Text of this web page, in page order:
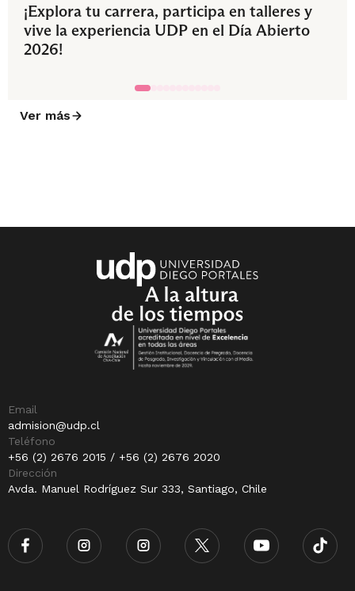
¡Explora tu carrera, participa en talleres y
vive la experiencia UDP en el Día Abierto
2026!
Ver más
Email
admision@udp.cl
Teléfono
+56 (2) 2676 2015 / +56 (2) 2676 2020
Dirección
Avda. Manuel Rodríguez Sur 333, Santiago, Chile